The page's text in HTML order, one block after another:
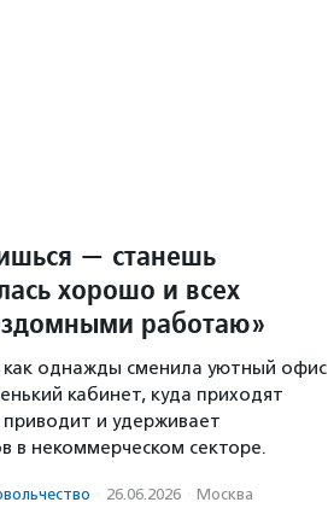
— станешь
хорошо и всех
работаю»
как однажды сменила уютный офис
кабинет, куда приходят
и удерживает
в некоммерческом секторе.
· 26.06.2026 · Москва